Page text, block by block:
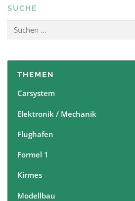
SUCHE
nach:
THEMEN
Carsystem
Elektronik / Mechanik
Flughafen
Formel 1
Kirmes
Modellbau